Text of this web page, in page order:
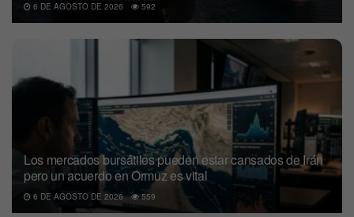
6 DE AGOSTO DE 2026 592
Los mercados bursátiles pueden estar cansados de Irán
pero un acuerdo en Ormuz es vital
6 DE AGOSTO DE 2026 559